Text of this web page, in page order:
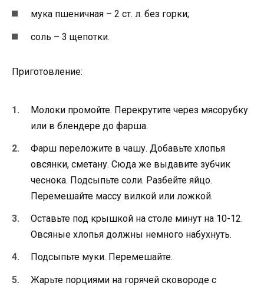
мука пшеничная – 2 ст. л. без горки;
соль – 3 щепотки.
Приготовление:
Молоки промойте. Перекрутите через мясорубку
или в блендере до фарша.
Фарш переложите в чашу. Добавьте хлопья
овсянки, сметану. Сюда же выдавите зубчик
чеснока. Подсыпьте соли. Разбейте яйцо.
Перемешайте массу вилкой или ложкой.
Оставьте под крышкой на столе минут на 10-12.
Овсяные хлопья должны немного набухнуть.
Подсыпьте муки. Перемешайте.
Жарьте порциями на горячей сковороде с